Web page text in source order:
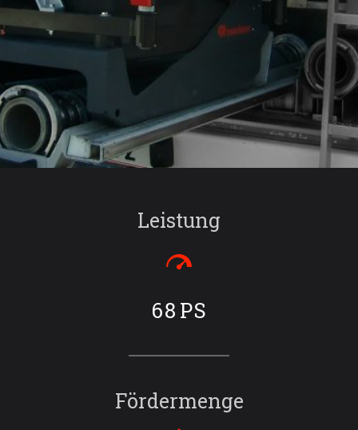
Leistung
68 PS
Fördermenge